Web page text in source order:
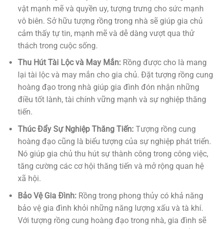
vật mạnh mẽ và quyền uy, tượng trưng cho sức mạnh
vô biên. Sở hữu tượng rồng trong nhà sẽ giúp gia chủ
cảm thấy tự tin, mạnh mẽ và dễ dàng vượt qua thử
thách trong cuộc sống.
Thu Hút Tài Lộc và May Mắn:Rồng được cho là mang
lại tài lộc và may mắn cho gia chủ. Đặt tượng rồng cung
hoàng đạo trong nhà giúp gia đình đón nhận những
điều tốt lành, tài chính vững mạnh và sự nghiệp thăng
tiến.
Thúc Đẩy Sự Nghiệp Thăng Tiến:Tượng rồng cung
hoàng đạo cũng là biểu tượng của sự nghiệp phát triển.
Nó giúp gia chủ thu hút sự thành công trong công việc,
tăng cường các cơ hội thăng tiến và mở rộng quan hệ
xã hội.
Bảo Vệ Gia Đình:Rồng trong phong thủy có khả năng
bảo vệ gia đình khỏi những năng lượng xấu và tà khí.
Với tượng rồng cung hoàng đạo trong nhà, gia đình sẽ